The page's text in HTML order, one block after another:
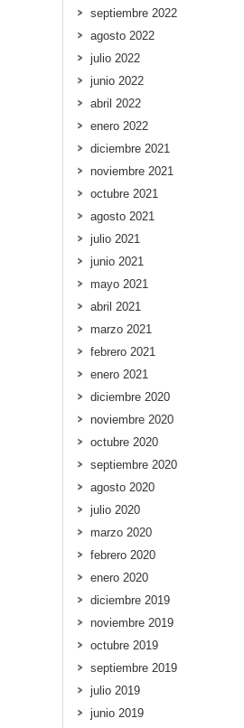
septiembre 2022
agosto 2022
julio 2022
junio 2022
abril 2022
enero 2022
diciembre 2021
noviembre 2021
octubre 2021
agosto 2021
julio 2021
junio 2021
mayo 2021
abril 2021
marzo 2021
febrero 2021
enero 2021
diciembre 2020
noviembre 2020
octubre 2020
septiembre 2020
agosto 2020
julio 2020
marzo 2020
febrero 2020
enero 2020
diciembre 2019
noviembre 2019
octubre 2019
septiembre 2019
julio 2019
junio 2019